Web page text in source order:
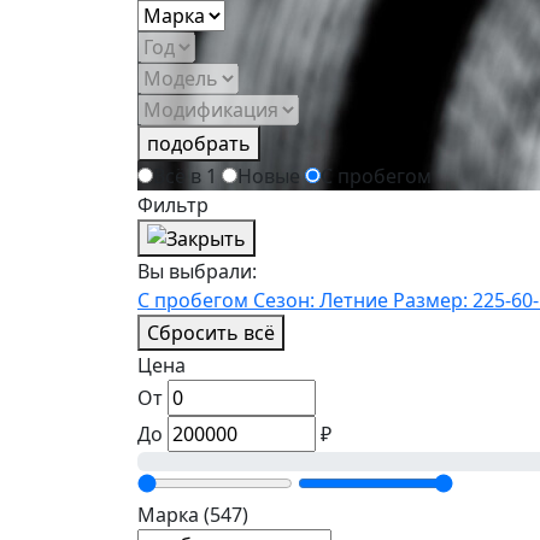
подобрать
Всё в 1
Новые
С пробегом
Фильтр
Вы выбрали:
С пробегом Сезон: Летние Размер: 225-
Сбросить всё
Цена
От
До
₽
Марка (547)